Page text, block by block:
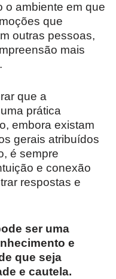
o ambiente em que
que
outras pessoas,
mais
que a
prática
embora existam
gerais atribuídos
é sempre
e conexão
respostas e
ser uma
e
que seja
e cautela.